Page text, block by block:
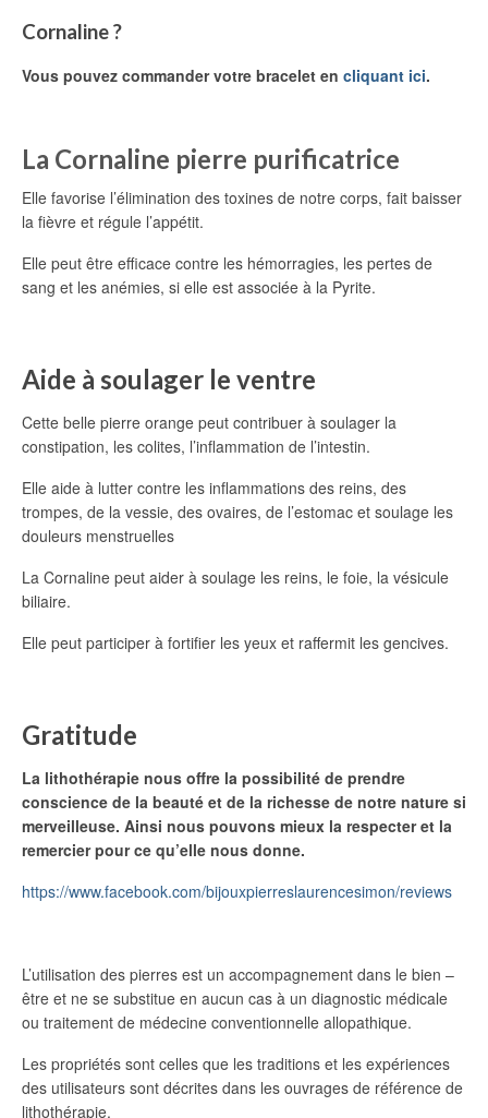
Cornaline ?
Vous pouvez commander votre bracelet en cliquant ici.
La Cornaline pierre purificatrice
Elle favorise l’élimination des toxines de notre corps, fait baisser
la fièvre et régule l’appétit.
Elle peut être efficace contre les hémorragies, les pertes de
sang et les anémies, si elle est associée à la Pyrite.
Aide à soulager le ventre
Cette belle pierre orange peut contribuer à soulager la
constipation, les colites, l’inflammation de l’intestin.
Elle aide à lutter contre les inflammations des reins, des
trompes, de la vessie, des ovaires, de l’estomac et soulage les
douleurs menstruelles
La Cornaline peut aider à soulage les reins, le foie, la vésicule
biliaire.
Elle peut participer à fortifier les yeux et raffermit les gencives.
Gratitude
La lithothérapie nous offre la possibilité de prendre
conscience de la beauté et de la richesse de notre nature si
merveilleuse. Ainsi nous pouvons mieux la respecter et la
remercier pour ce qu’elle nous donne.
https://www.facebook.com/bijouxpierreslaurencesimon/reviews
L’utilisation des pierres est un accompagnement dans le bien –
être et ne se substitue en aucun cas à un diagnostic médicale
ou traitement de médecine conventionnelle allopathique.
Les propriétés sont celles que les traditions et les expériences
des utilisateurs sont décrites dans les ouvrages de référence de
lithothérapie.